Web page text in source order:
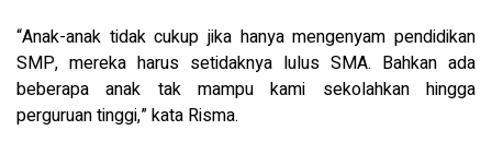
“Anak-anak tidak cukup jika hanya mengenyam pendidikan
SMP, mereka harus setidaknya lulus SMA. Bahkan ada
beberapa anak tak mampu kami sekolahkan hingga
perguruan tinggi,” kata Risma.